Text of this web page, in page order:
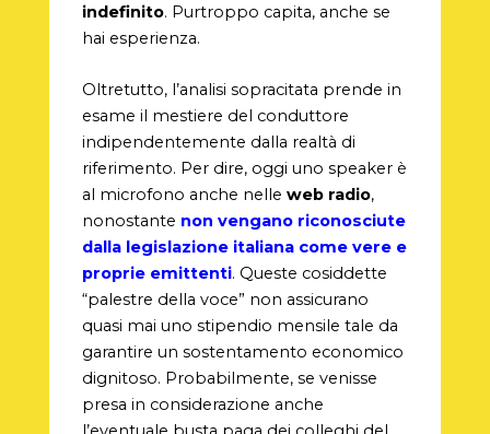
indefinito. Purtroppo capita, anche se
hai esperienza.
Oltretutto, l’analisi sopracitata prende in
esame il mestiere del conduttore
indipendentemente dalla realtà di
riferimento. Per dire, oggi uno speaker è
al microfono anche nelle web radio,
nonostante non vengano riconosciute
dalla legislazione italiana come vere e
proprie emittenti. Queste cosiddette
“palestre della voce” non assicurano
quasi mai uno stipendio mensile tale da
garantire un sostentamento economico
dignitoso. Probabilmente, se venisse
presa in considerazione anche